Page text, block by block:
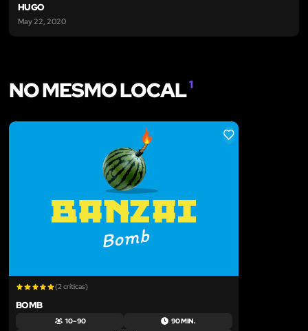
HUGO
May 22, 2020
NO MESMO LOCAL1
LIKE
(2 críticas)
BOMB
10 – 90 90 MIN.